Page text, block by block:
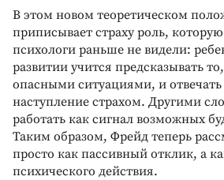
В этом новом теоретическом
приписывает страху роль,
психологи раньше не видели:
развитии учится предсказывать
опасными ситуациями, и
наступление страхом. Другими
работать как сигнал возможных
Таким образом, Фрейд теперь
просто как пассивный отклик, а
психического действия.